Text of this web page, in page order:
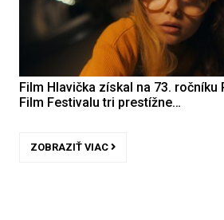
Film Hlavička získal na 73. ročníku
Film Festivalu tri prestížne…
ZOBRAZIŤ VIAC